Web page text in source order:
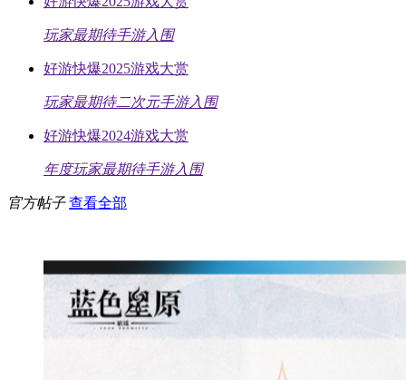
玩家最期待手游入围
好游快爆2025游戏大赏
玩家最期待二次元手游入围
好游快爆2024游戏大赏
年度玩家最期待手游入围
官方帖子 查看全部